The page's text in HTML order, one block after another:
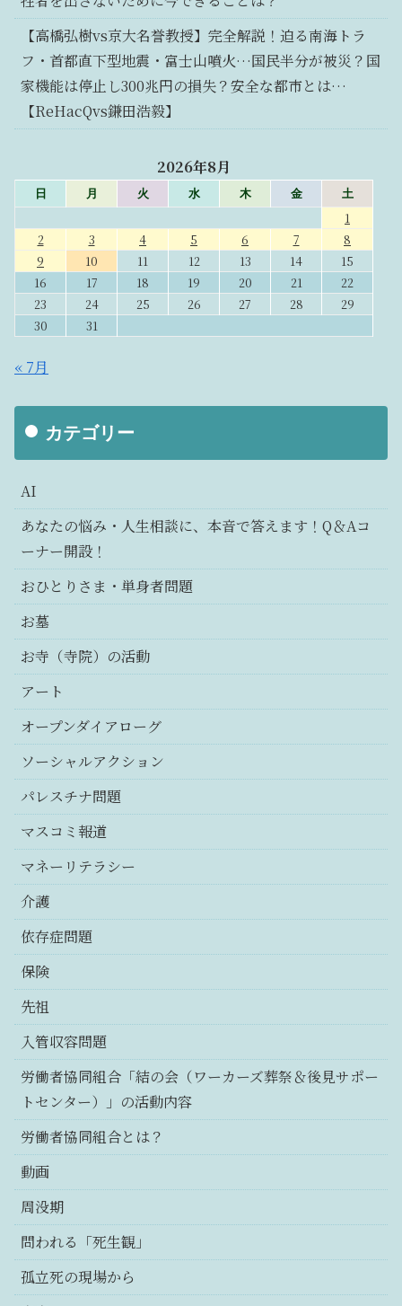
【高橋弘樹vs京大名誉教授】完全解説！迫る南海トラ
フ・首都直下型地震・富士山噴火…国民半分が被災？国
家機能は停止し300兆円の損失？安全な都市とは…
【ReHacQvs鎌田浩毅】
2026年8月
日 月 火 水 木 金 土
1
2
3 4 5 6 7
8
9
10 11 12 13 14
15
16
17 18 19 20 21
22
23
24 25 26 27 28
29
30
31
« 7月
カテゴリー
AI
あなたの悩み・人生相談に、本音で答えます！Q＆Aコ
ーナー開設！
おひとりさま・単身者問題
お墓
お寺（寺院）の活動
アート
オープンダイアローグ
ソーシャルアクション
パレスチナ問題
マスコミ報道
マネーリテラシー
介護
依存症問題
保険
先祖
入管収容問題
労働者協同組合「結の会（ワーカーズ葬祭＆後見サポー
トセンター）」の活動内容
労働者協同組合とは？
動画
周没期
問われる「死生観」
孤立死の現場から